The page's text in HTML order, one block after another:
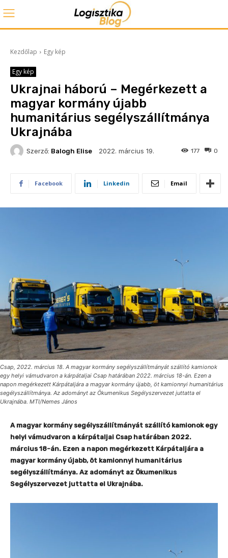
Kezdőlap Egy kép
Egy kép
Ukrajnai háború – Megérkezett a
magyar kormány újabb
humanitárius segélyszállítmánya
Ukrajnába
Szerző: Balogh Elise 2022. március 19. 0
177
Facebook Linkedin Email
Csap, 2022. március 18. A magyar kormány segélyszállítmányát szállító kamionok
egy helyi vámudvaron a kárpátaljai Csap határában 2022. március 18-án. Ezen a
napon megérkezett Kárpátaljára a magyar kormány újabb, öt kamionnyi humanitárius
segélyszállítmánya. Az adományt az Ökumenikus Segélyszervezet juttatta el
Ukrajnába. MTI/Nemes János
A magyar kormány segélyszállítmányát szállító kamionok egy
helyi vámudvaron a kárpátaljai Csap határában 2022.
március 18-án. Ezen a napon megérkezett Kárpátaljára a
magyar kormány újabb, öt kamionnyi humanitárius
segélyszállítmánya. Az adományt az Ökumenikus
Segélyszervezet juttatta el Ukrajnába.